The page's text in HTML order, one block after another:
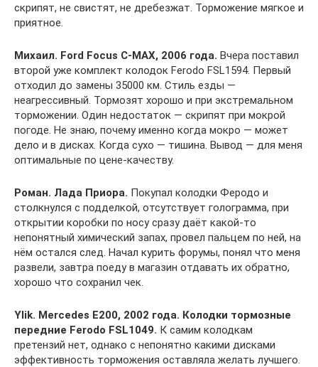
скрипят, не свистят, не дребезжат. Торможение мягкое и
приятное.
Михаил. Ford Focus C-MAX, 2006 года. Вчера поставил
второй уже комплект колодок Ferodo FSL1594. Первый
отходил до замены 35000 км. Стиль езды —
неагрессивный. Тормозят хорошо и при экстремальном
торможении. Один недостаток — скрипят при мокрой
погоде. Не знаю, почему именно когда мокро — может
дело и в дисках. Когда сухо — тишина. Вывод — для меня
оптимальные по цене-качеству.
Роман. Лада Приора. Покупал колодки Феродо и
столкнулся с подделкой, отсутствует голограмма, при
открытии коробки по носу сразу даёт какой-то
непонятный химический запах, провел пальцем по ней, на
нём остался след. Начал курить форумы, понял что меня
развели, завтра поеду в магазин отдавать их обратно,
хорошо что сохранил чек.
Ylik. Mercedes E200, 2002 года. Колодки тормозные
передние Ferodo FSL1049. К самим колодкам
претензий нет, однако с непонятно какими дисками
эффективность торможения оставляла желать лучшего.